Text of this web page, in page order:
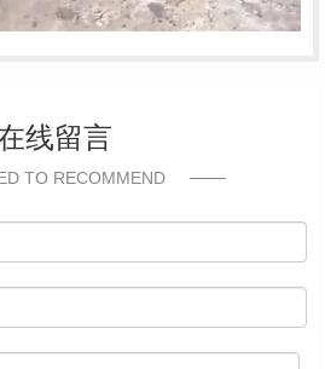
线留言
TO RECOMMEND